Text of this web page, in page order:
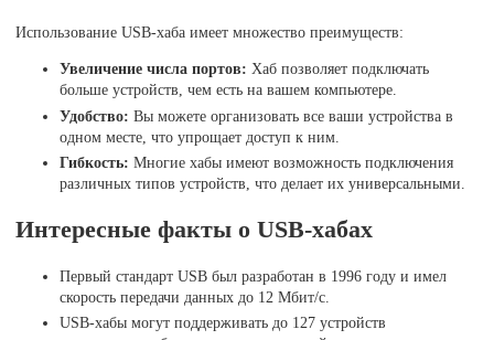
Использование USB-хаба имеет множество преимуществ:
Увеличение числа портов: Хаб позволяет подключать
больше устройств, чем есть на вашем компьютере.
Удобство: Вы можете организовать все ваши устройства в
одном месте, что упрощает доступ к ним.
Гибкость: Многие хабы имеют возможность подключения
различных типов устройств, что делает их универсальными.
Интересные факты о USB-хабах
Первый стандарт USB был разработан в 1996 году и имел
скорость передачи данных до 12 Мбит/с.
USB-хабы могут поддерживать до 127 устройств